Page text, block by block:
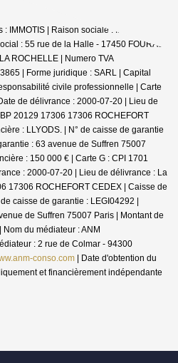
IMMOTIS | Raison sociale : IMMOTIS
: 55 rue de la Halle - 17450 FOURAS
ROCHELLE | Numero TVA
| Forme juridique : SARL | Capital
civile professionnelle | Carte
de délivrance : 2000-07-20 | Lieu de
20129 17306 17306 ROCHEFORT
: LLYODS. | N° de caisse de garantie
: 63 avenue de Suffren 75007
: 150 000 € | Carte G : CPI 1701
: 2000-07-20 | Lieu de délivrance : La
17306 ROCHEFORT CEDEX | Caisse de
caisse de garantie : LEGI04292 |
de Suffren 75007 Paris | Montant de
du médiateur : ANM
: 2 rue de Colmar - 94300
conso.com | Date d'obtention du
et financièrement indépendante